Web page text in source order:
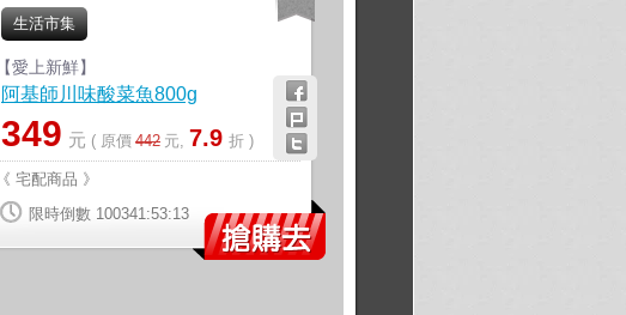
生活市集
【愛上新鮮】
阿基師川味酸菜魚800g
349 元 ( 原價 442 元, 7.9 折 )
《 宅配商品 》
限時倒數 100341:53:12